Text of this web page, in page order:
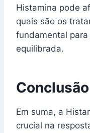
Histamina pode
quais são os
fundamental
equilibrada.
Conclusão
Em suma, a
crucial na